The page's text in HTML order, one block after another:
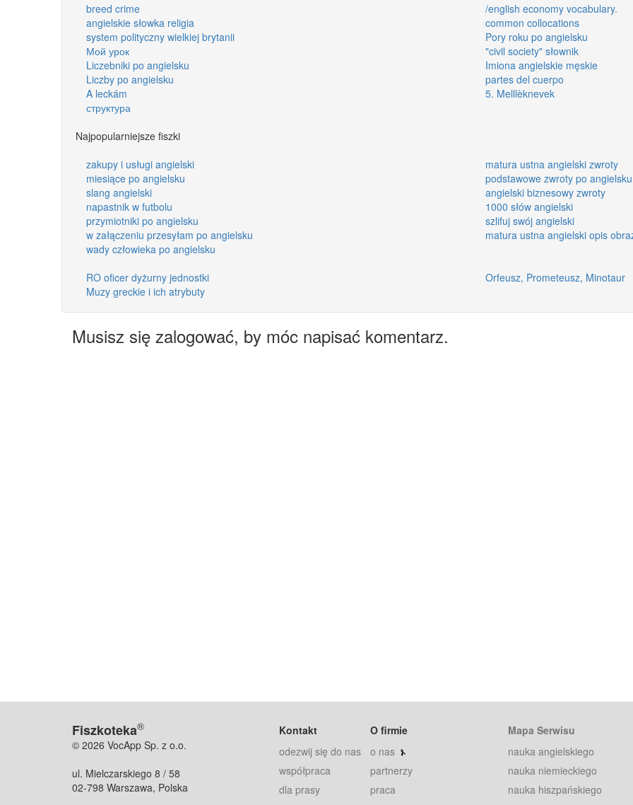
breed crime
/english economy vocabulary.
angielskie słowka religia
common collocations
system polityczny wielkiej brytanii
Pory roku po angielsku
Мой урок
"civil society" słownik
Liczebniki po angielsku
Imiona angielskie męskie
Liczby po angielsku
partes del cuerpo
A leckám
5. Melllèknevek
структура
Najpopularniejsze fiszki
zakupy i usługi angielski
matura ustna angielski zwroty
miesiące po angielsku
podstawowe zwroty po angielsku
slang angielski
angielski biznesowy zwroty
napastnik w futbolu
1000 słów angielski
przymiotniki po angielsku
szlifuj swój angielski
w załączeniu przesyłam po angielsku
matura ustna angielski opis
wady człowieka po angielsku
RO oficer dyżurny jednostki
Orfeusz, Prometeusz, Minotaur
Muzy greckie i ich atrybuty
Musisz się zalogować, by móc napisać komentarz.
Fiszkoteka®
© 2026 VocApp Sp. z o.o.
ul. Mielczarskiego 8 / 58
02-798 Warszawa, Polska
Kontakt
odezwij się do nas
współpraca
dla prasy
O firmie
o nas
partnerzy
praca
Mapa Serwisu
nauka angielskiego
nauka niemieckiego
nauka hiszpańskiego